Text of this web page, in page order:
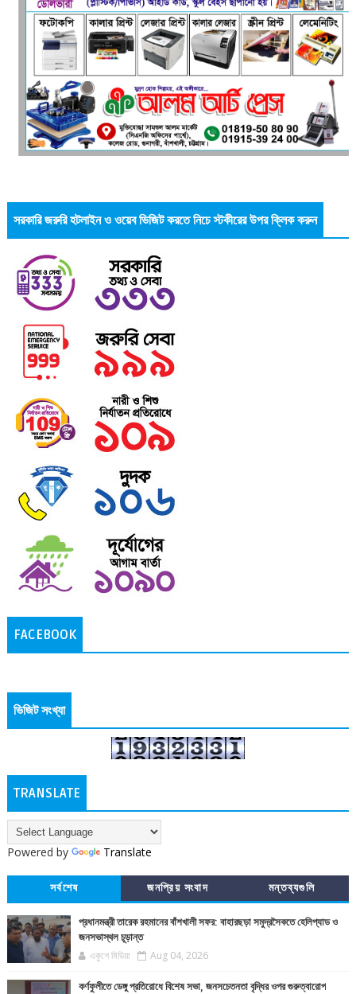
সরকারি জরুরি হটলাইন ও ওয়েব ভিজিট করতে নিচে স্টকীরের উপর ক্লিক করুন
FACEBOOK
ভিজিট সংখ্যা
TRANSLATE
Powered by Translate
সর্বশেষ জনপ্রিয় সংবাদ মন্তব্যগুলি
প্রধানমন্ত্রী তারেক রহমানের বাঁশখালী সফর: বাহারছড়া সমুদ্রসৈকতে হেলিপ্যাড ও
জনসভাস্থল চূড়ান্ত
একুশে মিডিয়া Aug 04, 2026
কর্ণফুলীতে ডেঙ্গু প্রতিরোধে বিশেষ সভা, জনসচেতনতা বৃদ্ধির ওপর গুরুত্বারোপ